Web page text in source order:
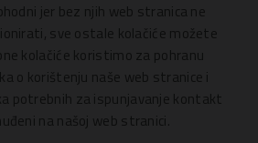
jer bez njih web stranica ne
sve ostale kolačiće možete
kolačiće koristimo za pohranu
o korištenju naše web stranice i
potrebnih za ispunjavanje kontakt
na našoj web stranici.